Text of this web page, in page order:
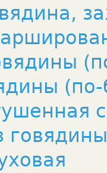
говядины